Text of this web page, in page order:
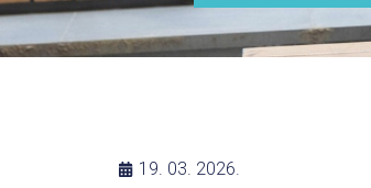
19. 03. 2026.